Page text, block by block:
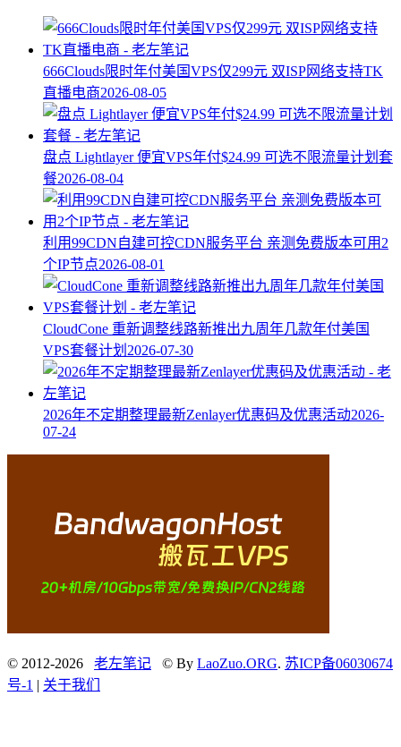
666Clouds限时年付美国VPS仅299元 双ISP网络支持TK
直播电商2026-08-05
盘点 Lightlayer 便宜VPS年付$24.99 可选不限流量计划套
餐2026-08-04
利用99CDN自建可控CDN服务平台 亲测免费版本可用2
个IP节点2026-08-01
CloudCone 重新调整线路新推出九周年几款年付美国
VPS套餐计划 2026-07-30
2026年不定期整理最新Zenlayer优惠码及优惠活动2026-
07-24
© 2012-2026 老左笔记 © By LaoZuo.ORG. 苏ICP备06030674
号-1 | 关于我们